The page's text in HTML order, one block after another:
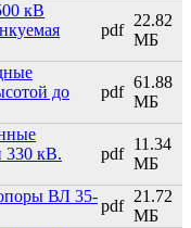
кВ
pdf
22.82
МБ
до
pdf
61.88
МБ
330 кВ.
pdf
11.34
МБ
ВЛ 35-
pdf
21.72
МБ